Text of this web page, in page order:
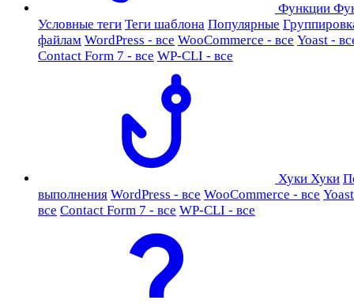
Функции
Условные теги Теги шаблона Популярные
файлам WordPress - все WooCommerce - все Yoast -
Contact Form 7 - все WP-CLI - все
Хуки Хуки
выполнения WordPress - все WooCommerce - все
все Contact Form 7 - все WP-CLI - все